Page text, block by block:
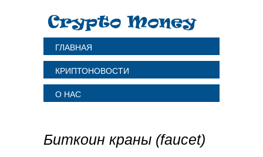
ГЛАВНАЯ
КРИПТОНОВОСТИ
О НАС
Биткоин краны (faucet)